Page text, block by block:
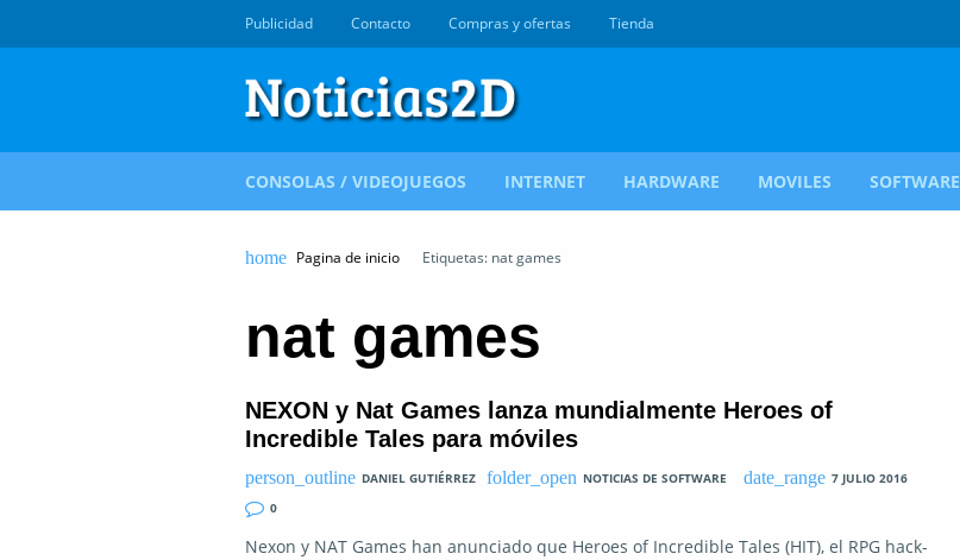
Publicidad Contacto Compras y ofertas Tienda
CONSOLAS / VIDEOJUEGOS INTERNET HARDWARE MOVILES SOFTWARE
Pagina de inicio Etiquetas: nat games
nat games
NEXON y Nat Games lanza mundialmente Heroes of
Incredible Tales para móviles
DANIEL GUTIÉRREZ NOTICIAS DE SOFTWARE
7 JULIO 2016
0
Nexon y NAT Games han anunciado que Heroes of Incredible Tales (HIT), el RPG hack-